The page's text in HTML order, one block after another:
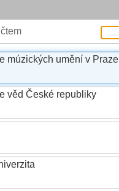
múzických umění v Praze
věd České republiky